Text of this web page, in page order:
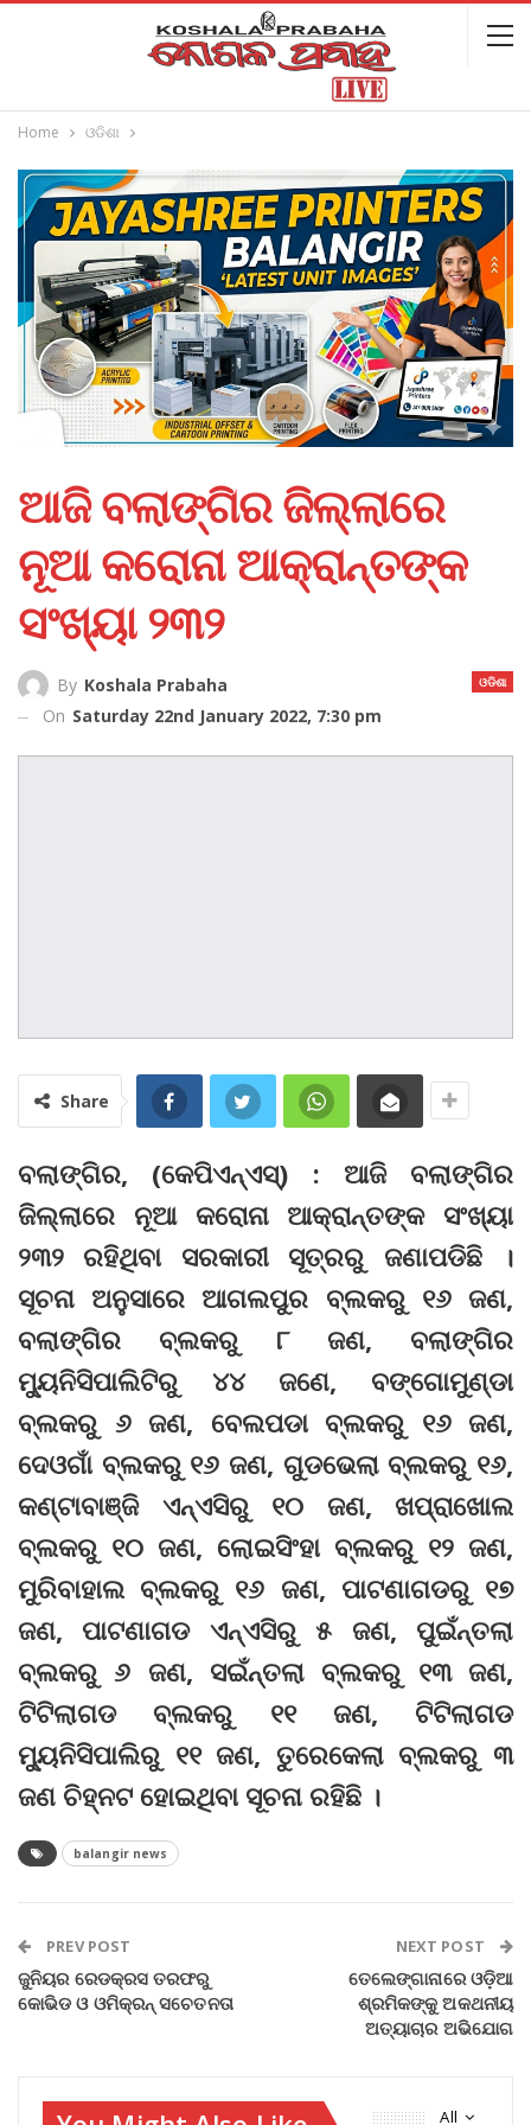
Home ଓଡିଶା
ଆଜି ବଲାଙ୍ଗିର ଜିଲ୍ଲାରେ
ନୂଆ କରୋନା ଆକ୍ରାନ୍ତଙ୍କ
ସଂଖ୍ୟା ୨୩୨
ଓଡିଶା
By Koshala Prabaha
On Saturday 22nd January 2022, 7:30 pm
Share
ବଲାଙ୍ଗିର, (କେପିଏନ୍‌ଏସ୍‌) : ଆଜି ବଲାଙ୍ଗିର
ଜିଲ୍ଲାରେ ନୂଆ କରୋନା ଆକ୍ରାନ୍ତଙ୍କ ସଂଖ୍ୟା
୨୩୨ ରହିଥିବା ସରକାରୀ ସୂତ୍ରରୁ ଜଣାପଡିଛି ।
ସୂଚନା ଅନୁସାରେ ଆଗଲପୁର ବ୍ଲକରୁ ୧୬ ଜଣ,
ବଲାଙ୍ଗିର ବ୍ଲକରୁ ୮ ଜଣ, ବଲାଙ୍ଗିର
ମ୍ୟୁନିସିପାଲିଟିରୁ ୪୪ ଜଣେ, ବଙ୍ଗୋମୁଣ୍ଡା
ବ୍ଲକରୁ ୬ ଜଣ, ବେଲପଡା ବ୍ଲକରୁ ୧୬ ଜଣ,
ଦେଓଗାଁ ବ୍ଲକରୁ ୧୬ ଜଣ, ଗୁଡଭେଲା ବ୍ଲକରୁ ୧୬,
କଣ୍ଟାବାଞ୍ଜି ଏନ୍‌ଏସିରୁ ୧୦ ଜଣ, ଖପ୍ରାଖୋଲ
ବ୍ଲକରୁ ୧୦ ଜଣ, ଲୋଇସିଂହା ବ୍ଲକରୁ ୧୨ ଜଣ,
ମୁରିବାହାଲ ବ୍ଲକରୁ ୧୬ ଜଣ, ପାଟଣାଗଡରୁ ୧୭
ଜଣ, ପାଟଣାଗଡ ଏନ୍‌ଏସିରୁ ୫ ଜଣ, ପୁଇଁନ୍ତଲା
ବ୍ଲକରୁ ୬ ଜଣ, ସଇଁନ୍ତଲା ବ୍ଲକରୁ ୧୩ ଜଣ,
ଟିଟିଲାଗଡ ବ୍ଲକରୁ ୧୧ ଜଣ, ଟିଟିଲାଗଡ
ମ୍ୟୁନିସିପାଲିରୁ ୧୧ ଜଣ, ତୁରେକେଲା ବ୍ଲକରୁ ୩
ଜଣ ଚିହ୍ନଟ ହୋଇଥିବା ସୂଚନା ରହିଛି ।
balangir news
PREV POST
ଜୁନିୟର ରେଡକ୍ରସ ତରଫରୁ
କୋଭିଡ ଓ ଓମିକ୍ରନ୍‌ ସଚେତନତା
NEXT POST
ତେଲେଙ୍ଗାନାରେ ଓଡ଼ିଆ
ଶ୍ରମିକଙ୍କୁ ଅକଥନୀୟ
ଅତ୍ୟାଚାର ଅଭିଯୋଗ
All